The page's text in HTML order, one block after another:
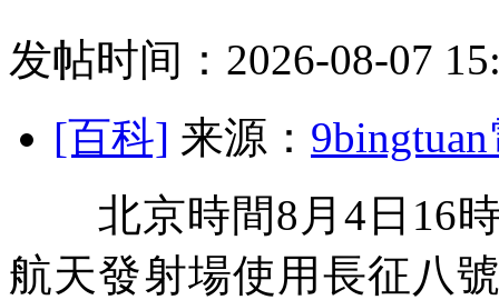
发帖时间：2026-08-07
[百科] 来源：
北京時間8月4日16時
航天發射場使用長征八